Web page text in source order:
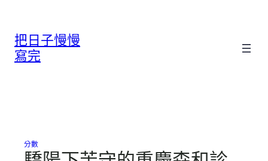
把日子慢慢
寫完
分數